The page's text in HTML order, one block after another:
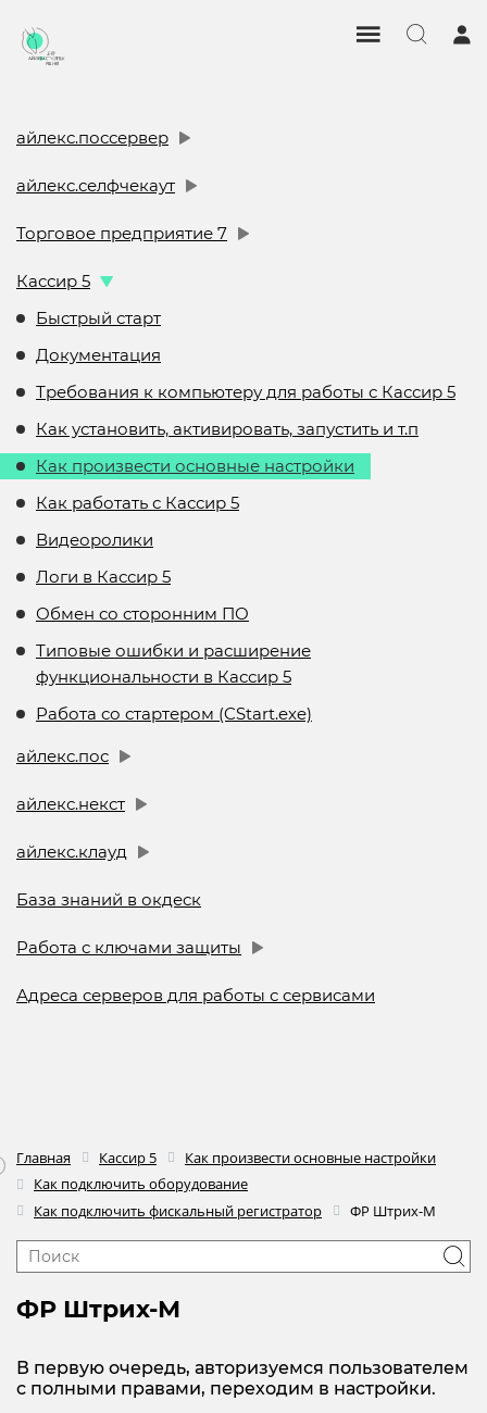
айлекс.поссервер
айлекс.селфчекаут
Торговое предприятие 7
Кассир 5
Быстрый старт
Документация
Требования к компьютеру для работы с Кассир 5
Как установить, активировать, запустить и т.п
Как произвести основные настройки
Как работать с Кассир 5
Видеоролики
Логи в Кассир 5
Обмен со сторонним ПО
Типовые ошибки и расширение
функциональности в Кассир 5
Работа со стартером (CStart.exe)
айлекс.пос
айлекс.некст
айлекс.клауд
База знаний в окдеск
Работа с ключами защиты
Адреса серверов для работы с сервисами
Главная Кассир 5
Как произвести основные настройки
Как подключить оборудование
Как подключить фискальный регистратор
ФР Штрих-М
ФР Штрих-М
В первую очередь, авторизуемся пользователем
с полными правами, переходим в настройки.